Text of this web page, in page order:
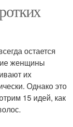
пучок
на голове
остается
женщины
их
Однако это
15 идей, как